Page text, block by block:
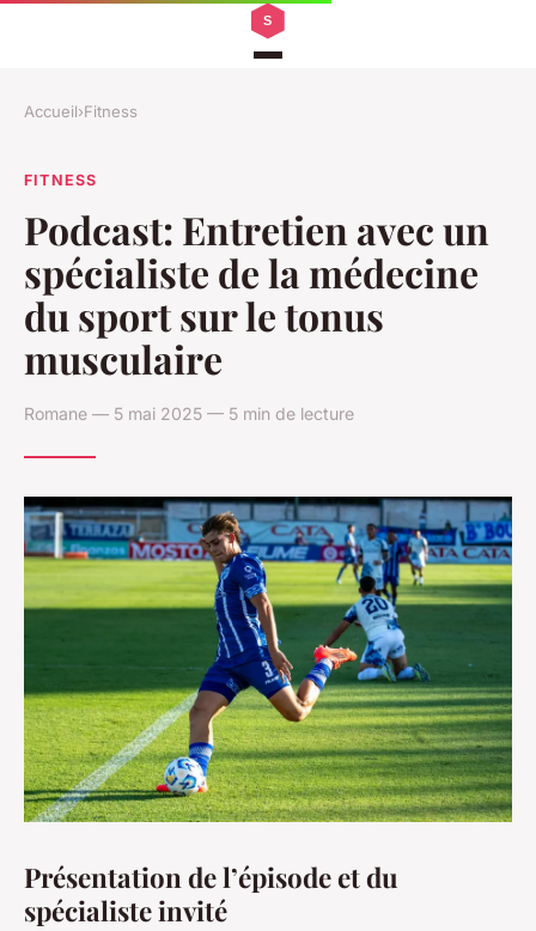
Accueil›Fitness
FITNESS
Podcast: Entretien avec un
spécialiste de la médecine
du sport sur le tonus
musculaire
Romane — 5 mai 2025 — 5 min de lecture
Présentation de l’épisode et du
spécialiste invité